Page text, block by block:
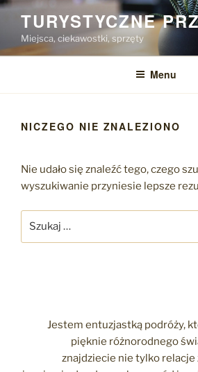
Przejdź
treści
TURYSTYCZNE
Miejsca, ciekawostki, sprzęty
Menu
NICZEGO NIE ZNALEZIONO
Nie udało się znaleźć tego, czego
wyszukiwanie przyniesie lepsze
Szukaj:
Jestem entuzjastką podróży,
pięknie różnorodnego
znajdziecie nie tylko relacje